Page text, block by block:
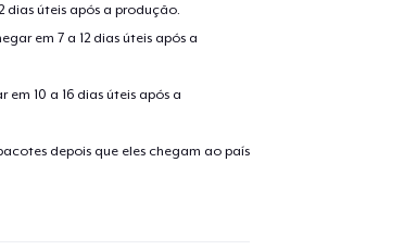
dias úteis após a produção.
em 7 a 12 dias úteis após a
10 a 16 dias úteis após a
depois que eles chegam ao país